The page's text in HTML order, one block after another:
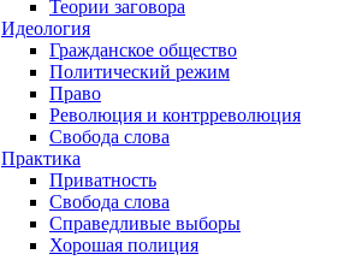
Теории заговора
Идеология
Гражданское общество
Политический режим
Право
Революция и контрреволюция
Свобода слова
Практика
Приватность
Свобода слова
Справедливые выборы
Хорошая полиция